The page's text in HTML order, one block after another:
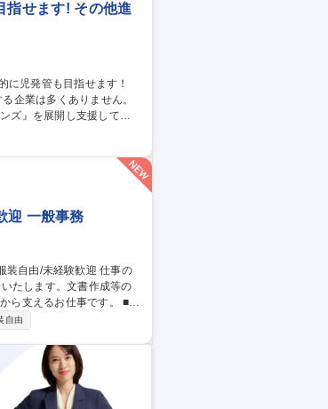
指せます! その他進
企業は多くありません。
ズ』を展開し支援してい
プログラムや、現場でのO
迎 一般事務
たします。文書作成等の
えるお仕事です。 ■パ
出書類の管理業務 ■企業
が進められます。事務の
保育
自由